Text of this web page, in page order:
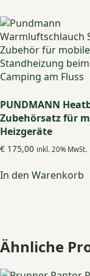
PUNDMANN
Zubehörsatz für
Heizgeräte
€ 175,00 inkl. 20% MwSt.
In den Warenkorb
Ähnliche